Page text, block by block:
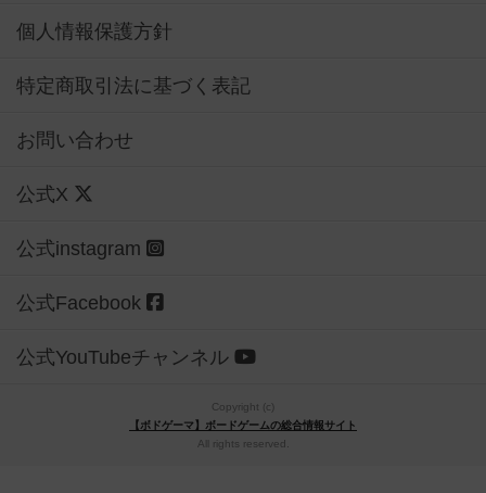
個人情報保護方針
特定商取引法に基づく表記
お問い合わせ
公式X
公式instagram
公式Facebook
公式YouTubeチャンネル
Copyright (c)
【ボドゲーマ】ボードゲームの総合情報サイト
All rights reserved.